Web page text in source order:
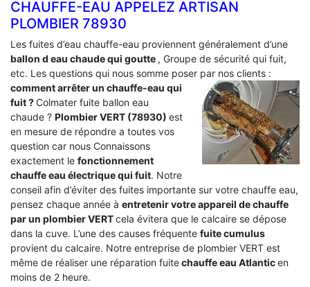
CHAUFFE-EAU APPELEZ ARTISAN
PLOMBIER 78930
Les fuites d’eau chauffe-eau proviennent généralement d’une
ballon d eau chaude qui goutte , Groupe de sécurité qui fuit,
etc. Les questions qui nous somme poser par nos clients :
comment arrêter un chauffe-eau qui
fuit ?Colmater fuite ballon eau
chaude ? Plombier VERT (78930) est
en mesure de répondre a toutes vos
question car nous Connaissons
exactement le fonctionnement
chauffe eau électrique qui fuit. Notre
conseil afin d’éviter des fuites importante sur votre chauffe eau,
pensez chaque année à entretenir votre appareil de chauffe
par un plombier VERTcela évitera que le calcaire se dépose
dans la cuve. L’une des causes fréquente fuite cumulus
provient du calcaire. Notre entreprise de plombier VERT est
même de réaliser une réparation fuitechauffe eau Atlanticen
moins de 2 heure.